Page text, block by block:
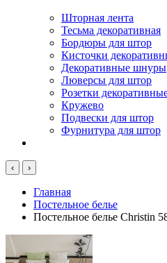
Шторная лента
Тесьма декоративная
Бордюры для штор
Кисточки
Декоративные шнуры
Люверсы для штор
Розетки
Кружево
Подвески для штор
Фурнитура для штор
‹ ›
Главная
Постельное белье
Постельное белье Christin